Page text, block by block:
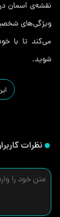
نقشه‌ی آسمان
ویژگی‌های
می‌کند تا با
شوید.
نظرات